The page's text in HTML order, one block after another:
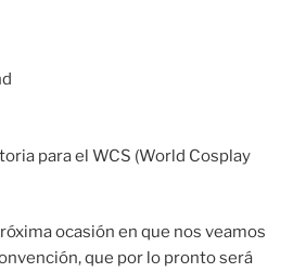
para el WCS (World Cosplay
ocasión en que nos veamos
que por lo pronto será